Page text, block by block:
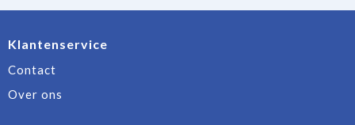
Klantenservice
Contact
Over ons